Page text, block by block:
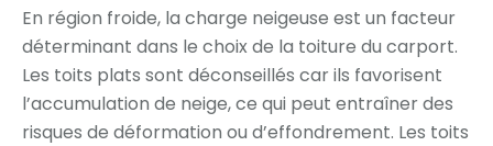
En région froide, la charge neigeuse est un facteur
déterminant dans le choix de la toiture du carport.
Les toits plats sont déconseillés car ils favorisent
l’accumulation de neige, ce qui peut entraîner des
risques de déformation ou d’effondrement. Les toits